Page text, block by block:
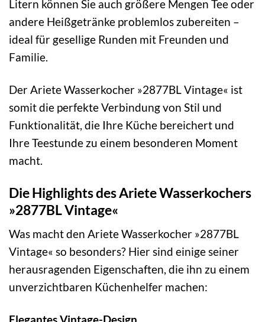
Litern können Sie auch größere Mengen Tee oder
andere Heißgetränke problemlos zubereiten –
ideal für gesellige Runden mit Freunden und
Familie.
Der Ariete Wasserkocher »2877BL Vintage« ist
somit die perfekte Verbindung von Stil und
Funktionalität, die Ihre Küche bereichert und
Ihre Teestunde zu einem besonderen Moment
macht.
Die Highlights des Ariete Wasserkochers
»2877BL Vintage«
Was macht den Ariete Wasserkocher »2877BL
Vintage« so besonders? Hier sind einige seiner
herausragenden Eigenschaften, die ihn zu einem
unverzichtbaren Küchenhelfer machen: